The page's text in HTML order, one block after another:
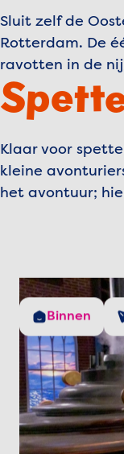
Sluit zelf de
Rotterdam. De
ravotten in de
Klaar voor
kleine
het avontuur;
Binnen